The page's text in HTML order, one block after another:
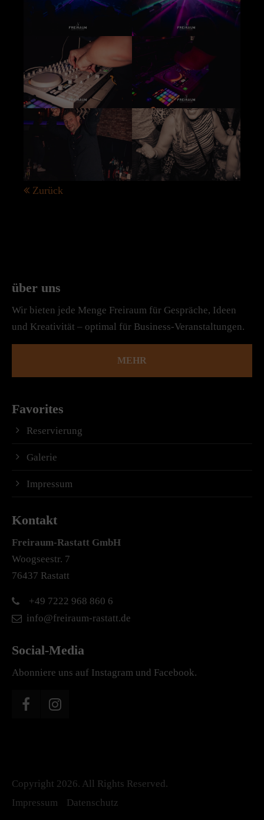
Zurück
über uns
Wir bieten jede Menge Freiraum für Gespräche, Ideen
und Kreativität – optimal für Business-Veranstaltungen.
MEHR
Favorites
Reservierung
Galerie
Impressum
Kontakt
Freiraum-Rastatt GmbH
Woogseestr. 7
76437 Rastatt
+49 7222 968 860 6
info@freiraum-rastatt.de
Social-Media
Abonniere uns auf Instagram und Facebook.
Copyright 2026. All Rights Reserved.
Impressum
Datenschutz